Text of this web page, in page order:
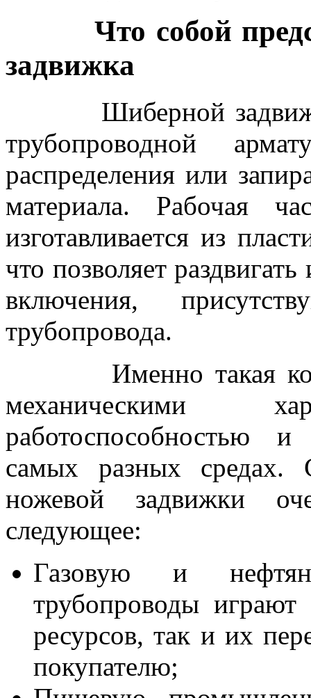
Что собой
задвижка
Шиберной
трубопроводной
распределения или
материала. Рабочая
изготавливается из
что позволяет
включения,
трубопровода.
Именно такая
механическими
работоспособностью
самых разных средах.
ножевой задвижки
следующее:
Газовую и
трубопроводы
ресурсов, так и их
покупателю;